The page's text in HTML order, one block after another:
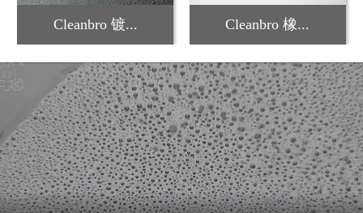
Cleanbro 镀... Cleanbro 橡...